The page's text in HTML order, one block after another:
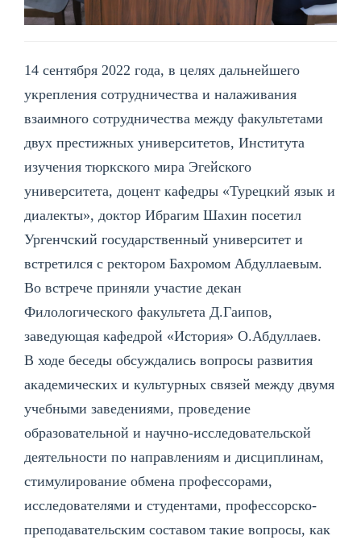
14 сентября 2022 года, в целях дальнейшего
укрепления сотрудничества и налаживания
взаимного сотрудничества между факультетами
двух престижных университетов, Института
изучения тюркского мира Эгейского
университета, доцент кафедры «Турецкий язык и
диалекты», доктор Ибрагим Шахин посетил
Ургенчский государственный университет и
встретился с ректором Бахромом Абдуллаевым.
Во встрече приняли участие декан
Филологического факультета Д.Гаипов,
заведующая кафедрой «История» О.Абдуллаев.
В ходе беседы обсуждались вопросы развития
академических и культурных связей между двумя
учебными заведениями, проведение
образовательной и научно-исследовательской
деятельности по направлениям и дисциплинам,
стимулирование обмена профессорами,
исследователями и студентами, профессорско-
преподавательским составом такие вопросы, как